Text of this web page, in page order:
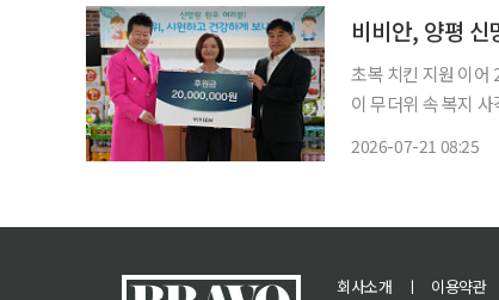
초복 치킨 지원 이어 20일
이 무더위 속 복지 사각지대
2026-07-21 08:25
회사소개 ㅣ 이용약관